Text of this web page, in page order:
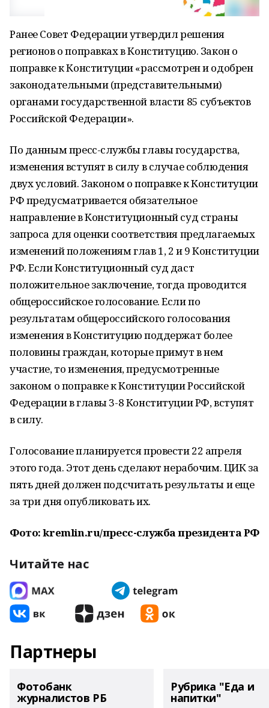
Ранее Совет Федерации утвердил решения
регионов о поправках в Конституцию. Закон о
поправке к Конституции «рассмотрен и одобрен
законодательными (представительными)
органами государственной власти 85 субъектов
Российской Федерации».
По данным пресс-службы главы государства,
изменения вступят в силу в случае соблюдения
двух условий. Законом о поправке к Конституции
РФ предусматривается обязательное
направление в Конституционный суд страны
запроса для оценки соответствия предлагаемых
изменений положениям глав 1, 2 и 9 Конституции
РФ. Если Конституционный суд даст
положительное заключение, тогда проводится
общероссийское голосование. Если по
результатам общероссийского голосования
изменения в Конституцию поддержат более
половины граждан, которые примут в нем
участие, то изменения, предусмотренные
законом о поправке к Конституции Российской
Федерации в главы 3-8 Конституции РФ, вступят
в силу.
Голосование планируется провести 22 апреля
этого года. Этот день сделают нерабочим. ЦИК за
пять дней должен подсчитать результаты и еще
за три дня опубликовать их.
Фото: kremlin.ru/пресс-служба президента РФ
Читайте нас
Партнеры
Фотобанк
журналистов РБ
Рубрика "Еда и
напитки"